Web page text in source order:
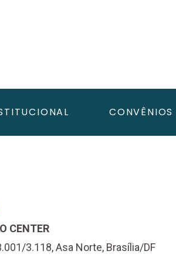
CONVÊNIOS
CENTER
3.118, Asa Norte, Brasília/DF